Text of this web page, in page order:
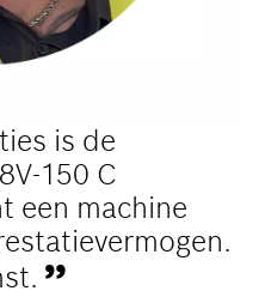
is de
150 C
een machine